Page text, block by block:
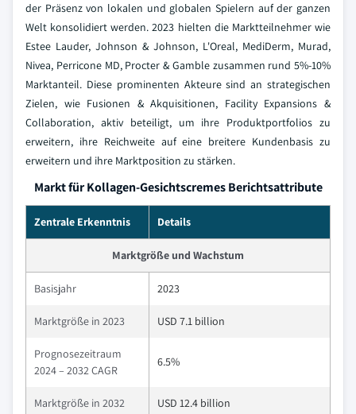
der Präsenz von lokalen und globalen Spielern auf der ganzen
Welt konsolidiert werden. 2023 hielten die Marktteilnehmer wie
Estee Lauder, Johnson & Johnson, L'Oreal, MediDerm, Murad,
Nivea, Perricone MD, Procter & Gamble zusammen rund 5%-10%
Marktanteil. Diese prominenten Akteure sind an strategischen
Zielen, wie Fusionen & Akquisitionen, Facility Expansions &
Collaboration, aktiv beteiligt, um ihre Produktportfolios zu
erweitern, ihre Reichweite auf eine breitere Kundenbasis zu
erweitern und ihre Marktposition zu stärken.
Markt für Kollagen-Gesichtscremes Berichtsattribute
Zentrale Erkenntnis Details
Marktgröße und Wachstum
Basisjahr 2023
Marktgröße in 2023 USD 7.1 billion
Prognosezeitraum
2024 – 2032 CAGR
6.5%
Marktgröße in 2032 USD 12.4 billion